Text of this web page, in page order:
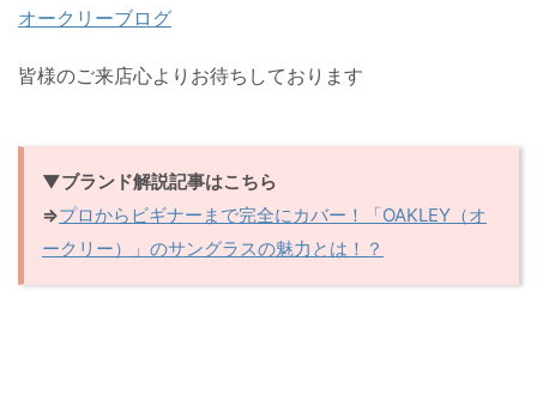
オークリーブログ
皆様のご来店心よりお待ちしております
▼ブランド解説記事はこちら
⇒プロからビギナーまで完全にカバー！「OAKLEY（オ
ークリー）」のサングラスの魅力とは！？